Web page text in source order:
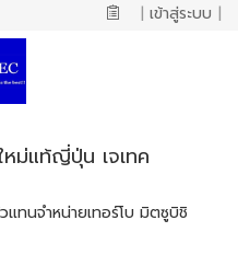
| เข้าสู่ระบบ |
หม่แท้ญี่ปุ่น เจเทค
แทนจำหน่ายเทอร์โบ มิตซูบิชิ